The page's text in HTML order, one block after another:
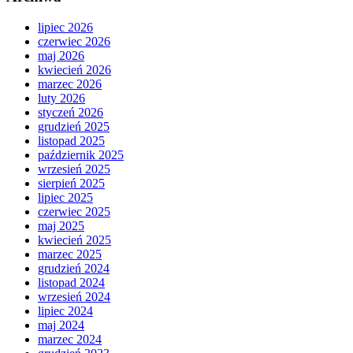
lipiec 2026
czerwiec 2026
maj 2026
kwiecień 2026
marzec 2026
luty 2026
styczeń 2026
grudzień 2025
listopad 2025
październik 2025
wrzesień 2025
sierpień 2025
lipiec 2025
czerwiec 2025
maj 2025
kwiecień 2025
marzec 2025
grudzień 2024
listopad 2024
wrzesień 2024
lipiec 2024
maj 2024
marzec 2024